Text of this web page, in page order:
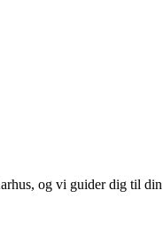
og vi guider dig til